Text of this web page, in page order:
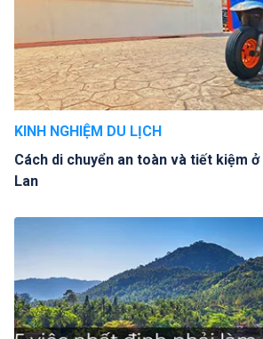
KINH NGHIỆM DU LỊCH
Cách di chuyển an toàn và tiết kiệm
Lan